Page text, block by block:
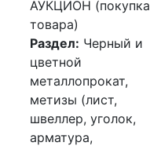
АУКЦИОН (покупка
товара)
Раздел: Черный и
цветной
металлопрокат,
метизы (лист,
швеллер, уголок,
арматура,